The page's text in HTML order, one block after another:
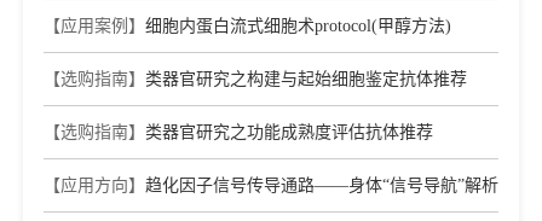
【应用案例】 细胞内蛋白流式细胞术protocol(甲醇方法)
【选购指南】 类器官研究之构建与起始细胞鉴定抗体推荐
【选购指南】 类器官研究之功能成熟度评估抗体推荐
【应用方向】 趋化因子信号传导通路——身体“信号导航”解析